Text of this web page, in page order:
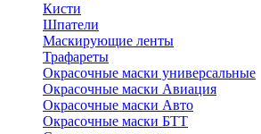
Кисти
Шпатели
Маскирующие ленты
Трафареты
Окрасочные маски универсальные
Окрасочные маски Авиация
Окрасочные маски Авто
Окрасочные маски БТТ